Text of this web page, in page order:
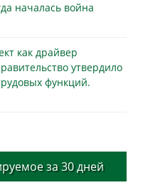
началась война
как драйвер
утвердило
функций.
за 30 дней